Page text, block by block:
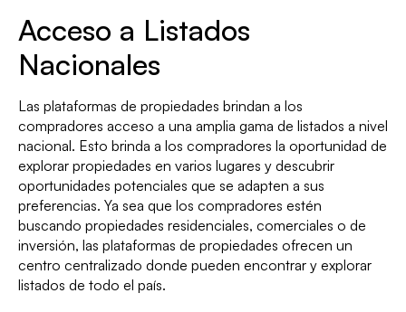
Acceso a Listados
Nacionales
Las plataformas de propiedades brindan a los
compradores acceso a una amplia gama de listados a nivel
nacional. Esto brinda a los compradores la oportunidad de
explorar propiedades en varios lugares y descubrir
oportunidades potenciales que se adapten a sus
preferencias. Ya sea que los compradores estén
buscando propiedades residenciales, comerciales o de
inversión, las plataformas de propiedades ofrecen un
centro centralizado donde pueden encontrar y explorar
listados de todo el país.